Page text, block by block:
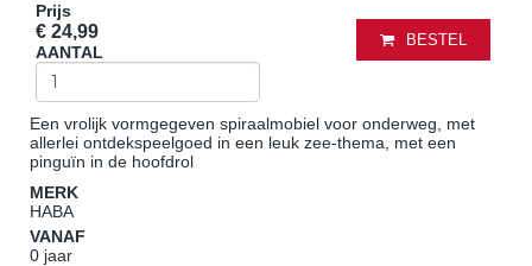
Prijs
€ 24,99
AANTAL
BESTEL
Een vrolijk vormgegeven spiraalmobiel voor onderweg, met
allerlei ontdekspeelgoed in een leuk zee-thema, met een
pinguïn in de hoofdrol
MERK
HABA
VANAF
0 jaar